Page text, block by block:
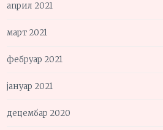
април 2021
март 2021
фебруар 2021
јануар 2021
децембар 2020